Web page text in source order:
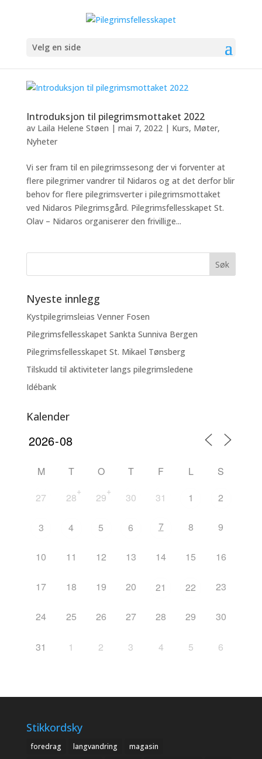
Velg en side
Introduksjon til pilegrimsmottaket 2022
av Laila Helene Støen | mai 7, 2022| Kurs, Møter,
Nyheter
Vi ser fram til en pilegrimssesong der vi forventer at
flere pilegrimer vandrer til Nidaros og at det derfor blir
behov for flere pilegrimsverter i pilegrimsmottaket
ved Nidaros Pilegrimsgård. Pilegrimsfellesskapet St.
Olav – Nidaros organiserer den frivillige...
Nyeste innlegg
Kystpilegrimsleias Venner Fosen
Pilegrimsfellesskapet Sankta Sunniva Bergen
Pilegrimsfellesskapet St. Mikael Tønsberg
Tilskudd til aktiviteter langs pilegrimsledene
Idébank
Kalender
M T O T F L
S
27
28+ 29+ 30 31 1 2
3 4 5 6 7 8 9
10 11 12 13 14 15 16
17 18 19 20 21 22 23
24 25 26 27 28 29 30
31 1 2 3 4 5 6
Stikkordsky
foredrag langvandring
magasin